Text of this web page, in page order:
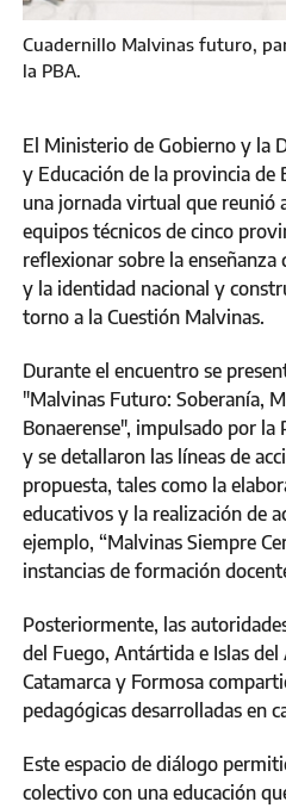
Cuadernillo Malvinas futuro,
la PBA.
El Ministerio de Gobierno y la
y Educación de la provincia de
una jornada virtual que reunió
equipos técnicos de cinco
reflexionar sobre la
y la identidad nacional y
torno a la Cuestión Malvinas.
Durante el encuentro se
"Malvinas Futuro: Soberanía,
Bonaerense", impulsado por la
y se detallaron las líneas de
propuesta, tales como la
educativos y la realización de
ejemplo, “Malvinas Siempre
instancias de formación
Posteriormente, las
del Fuego, Antártida e Islas
Catamarca y Formosa
pedagógicas desarrolladas en
Este espacio de diálogo
colectivo con una educación